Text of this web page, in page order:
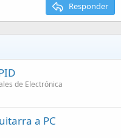
Responder
de Electrónica
a PC